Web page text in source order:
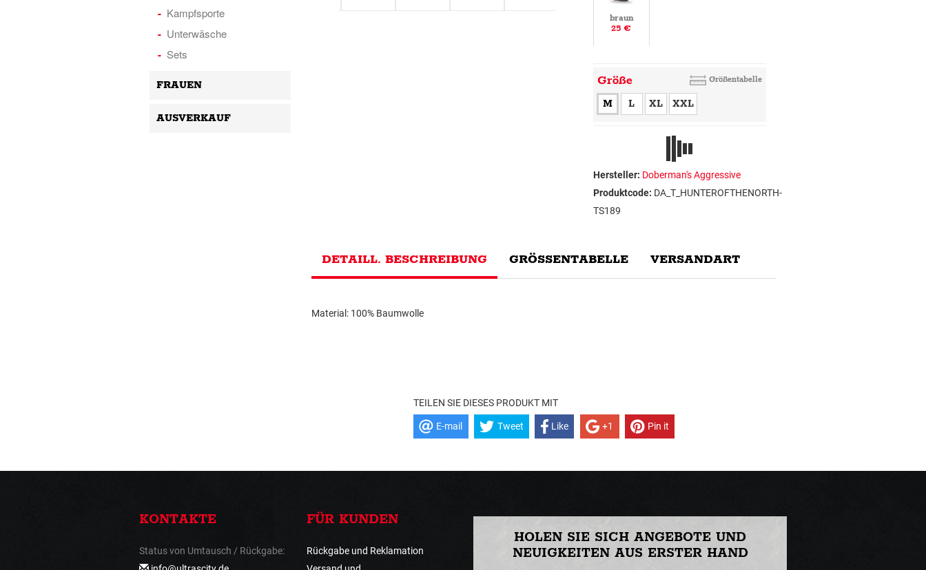
braun
25 €
Größe Größentabelle
M L XL XXL
Hersteller: Doberman's Aggressive
Produktcode: DA_T_HUNTEROFTHENORTH-
TS189
DETAILL. BESCHREIBUNG GRÖSSENTABELLE VERSANDART
Material: 100% Baumwolle
TEILEN SIE DIESES PRODUKT MIT
E-mail Tweet Like +1 Pin it
Kampfsporte
Unterwäsche
Sets
FRAUEN
AUSVERKAUF
KONTAKTE
Status von Umtausch / Rückgabe:
FÜR KUNDEN
Rückgabe und Reklamation
HOLEN SIE SICH ANGEBOTE UND
NEUIGKEITEN AUS ERSTER HAND